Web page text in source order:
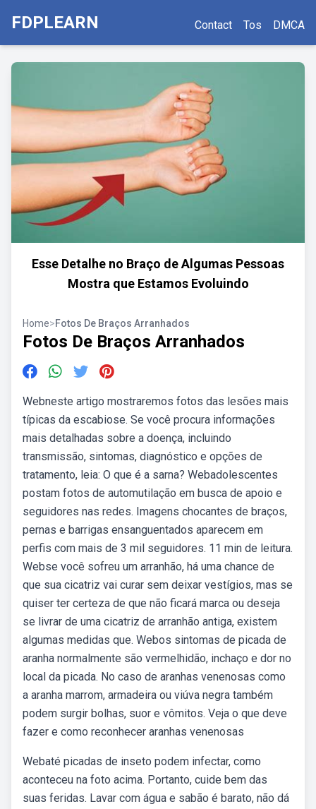
FDPLEARN Contact Tos DMCA
Esse Detalhe no Braço de Algumas Pessoas
Mostra que Estamos Evoluindo
Home>Fotos De Braços Arranhados
Fotos De Braços Arranhados
Webneste artigo mostraremos fotos das lesões mais
típicas da escabiose. Se você procura informações
mais detalhadas sobre a doença, incluindo
transmissão, sintomas, diagnóstico e opções de
tratamento, leia: O que é a sarna? Webadolescentes
postam fotos de automutilação em busca de apoio e
seguidores nas redes. Imagens chocantes de braços,
pernas e barrigas ensanguentados aparecem em
perfis com mais de 3 mil seguidores. 11 min de leitura.
Webse você sofreu um arranhão, há uma chance de
que sua cicatriz vai curar sem deixar vestígios, mas se
quiser ter certeza de que não ficará marca ou deseja
se livrar de uma cicatriz de arranhão antiga, existem
algumas medidas que. Webos sintomas de picada de
aranha normalmente são vermelhidão, inchaço e dor no
local da picada. No caso de aranhas venenosas como
a aranha marrom, armadeira ou viúva negra também
podem surgir bolhas, suor e vômitos. Veja o que deve
fazer e como reconhecer aranhas venenosas
Webaté picadas de inseto podem infectar, como
aconteceu na foto acima. Portanto, cuide bem das
suas feridas. Lavar com água e sabão é barato, não dá